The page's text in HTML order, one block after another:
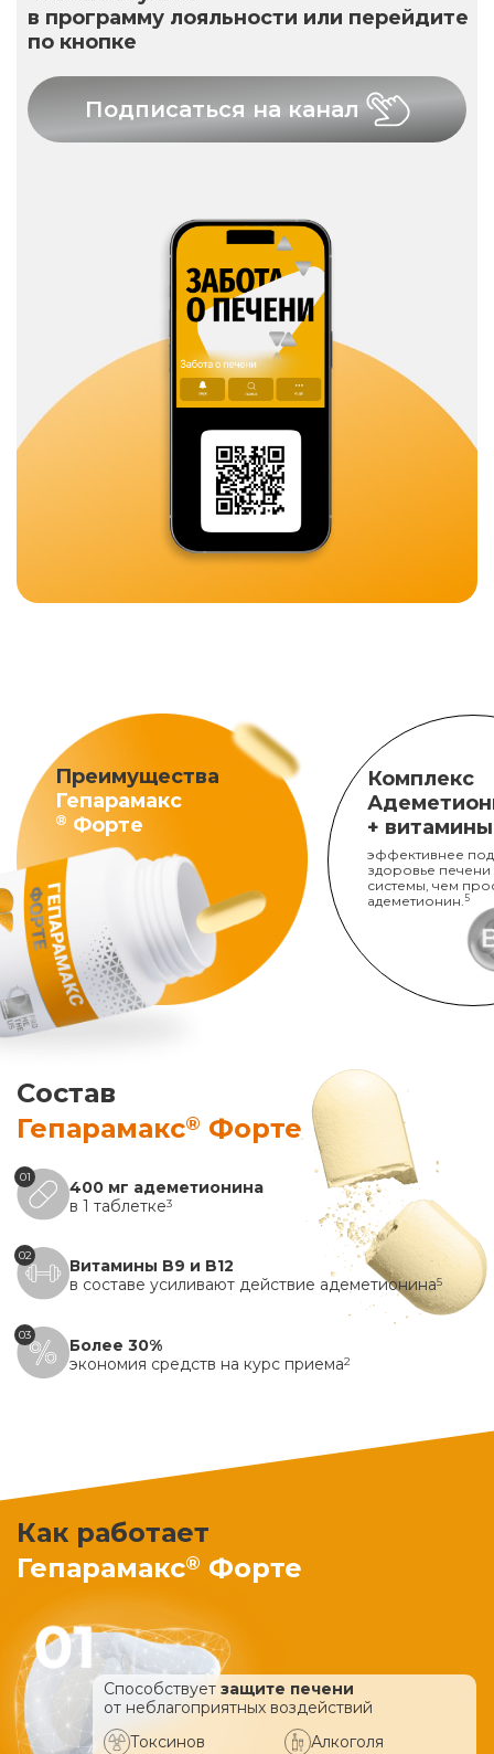
в программу лояльности или перейдите
по кнопке
Подписаться на канал
Преимущества
Гепарамакс
® Форте
Комплекс
+
эффективнее
здоровье печени
системы, чем
адеметионин. 5
Состав
Гепарамакс® Форте
01
400 мг адеметионина
в 1 таблетке3
02
Витамины B9 и B12
в составе усиливают действие адеметионина5
03
Более 30%
экономия средств на курс приема2
Как работает
Гепарамакс® Форте
Способствует защите печени
от неблагоприятных воздействий
Токсинов
Алкоголя